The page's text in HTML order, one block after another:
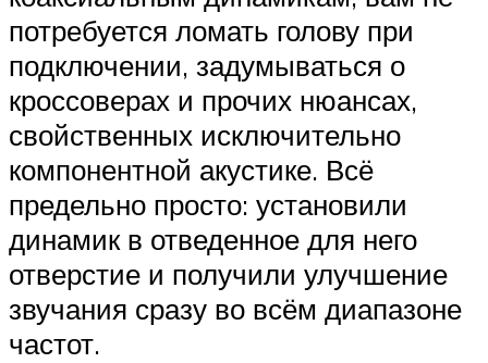
потребуется ломать голову при
подключении, задумываться о
кроссоверах и прочих нюансах,
свойственных исключительно
компонентной акустике. Всё
предельно просто: установили
динамик в отведенное для него
отверстие и получили улучшение
звучания сразу во всём диапазоне
частот.